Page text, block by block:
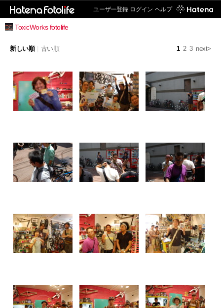
ユーザー登録 ログイン ヘルプ
ToxicWorks fotolife
1 2 3 next>
新しい順 古い順